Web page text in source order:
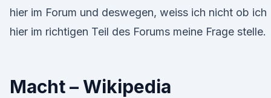
hier im Forum und deswegen, weiss ich nicht ob ich
hier im richtigen Teil des Forums meine Frage stelle.
Macht – Wikipedia